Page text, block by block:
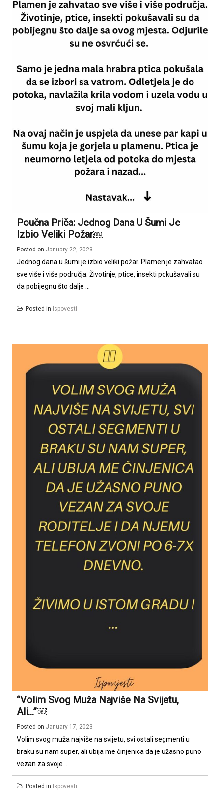
Poučna Priča: Jednog Dana U Šumi Je
Izbio Veliki Požar￼
Posted on January 22, 2023
Jednog dana u šumi je izbio veliki požar. Plamen je zahvatao
sve više i više područja. Životinje, ptice, insekti pokušavali su
da pobijegnu što dalje ...
Posted in Ispovesti
“Volim Svog Muža Najviše Na Svijetu,
Ali…”￼
Posted on January 17, 2023
Volim svog muža najviše na svijetu, svi ostali segmenti u
braku su nam super, ali ubija me činjenica da je užasno puno
vezan za svoje ...
Posted in Ispovesti